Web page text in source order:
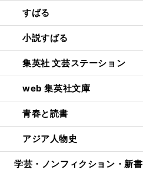
すばる
小説すばる
集英社 文芸ステーション
web 集英社文庫
青春と読書
アジア人物史
学芸・ノンフィクション・新書